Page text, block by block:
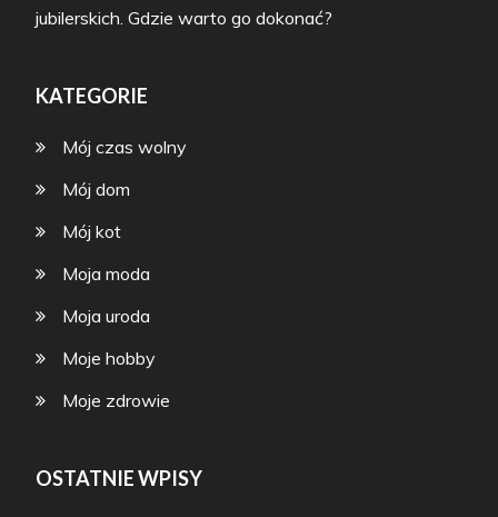
jubilerskich. Gdzie warto go dokonać?
KATEGORIE
Mój czas wolny
Mój dom
Mój kot
Moja moda
Moja uroda
Moje hobby
Moje zdrowie
OSTATNIE WPISY